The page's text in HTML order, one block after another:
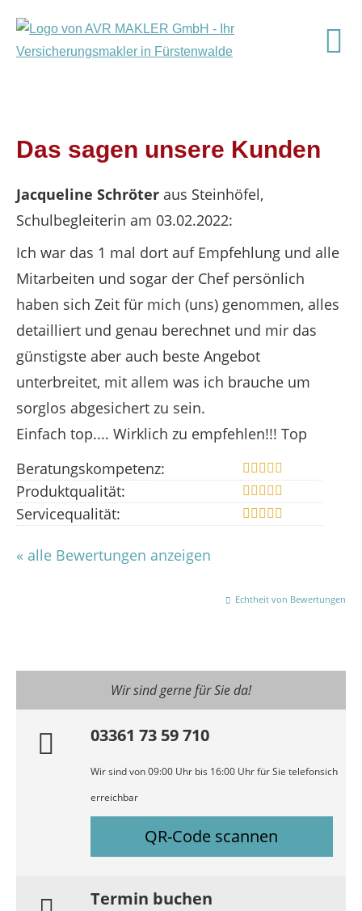
Das sagen unsere Kunden
Jacqueline Schröter aus Steinhöfel,
Schulbegleiterin am 03.02.2022:
Ich war das 1 mal dort auf Empfehlung und alle
Mitarbeiten und sogar der Chef persönlich
haben sich Zeit für mich (uns) genommen, alles
detailliert und genau berechnet und mir das
günstigste aber auch beste Angebot
unterbreitet, mit allem was ich brauche um
sorglos abgesichert zu sein.
Einfach top.... Wirklich zu empfehlen!!! Top
Beratungskompetenz:
Produktqualität:
Servicequalität:
« alle Bewertungen anzeigen
Echtheit von Bewertungen
Wir sind gerne für Sie da!
03361 73 59 710
Wir sind von 09:00 Uhr bis 16:00 Uhr für Sie telefonsich
erreichbar
QR-Code scannen
Termin buchen